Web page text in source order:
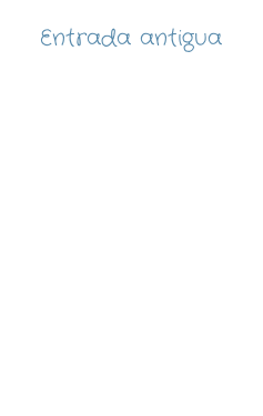
Entrada antigua